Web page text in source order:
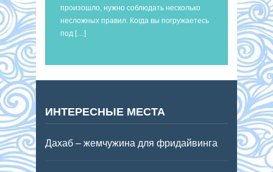
произошло, нужно соблюдать несколько
несложных правил. Когда вы погружаетесь
под […]
ИНТЕРЕСНЫЕ МЕСТА
Дахаб – жемчужина для фридайвинга